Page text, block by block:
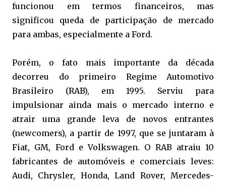
funcionou em termos financeiros, mas
significou queda de participação de mercado
para ambas, especialmente a Ford.
Porém, o fato mais importante da década
decorreu do primeiro Regime Automotivo
Brasileiro (RAB), em 1995. Serviu para
impulsionar ainda mais o mercado interno e
atrair uma grande leva de novos entrantes
(newcomers), a partir de 1997, que se juntaram à
Fiat, GM, Ford e Volkswagen. O RAB atraiu 10
fabricantes de automóveis e comerciais leves:
Audi, Chrysler, Honda, Land Rover, Mercedes-